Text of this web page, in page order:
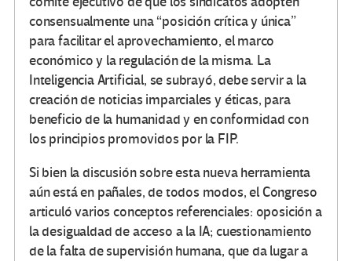
consensualmente una “posición crítica y única”
para facilitar el aprovechamiento, el marco
económico y la regulación de la misma. La
Inteligencia Artificial, se subrayó, debe servir a la
creación de noticias imparciales y éticas, para
beneficio de la humanidad y en conformidad con
los principios promovidos por la FIP.
Si bien la discusión sobre esta nueva herramienta
aún está en pañales, de todos modos, el Congreso
articuló varios conceptos referenciales: oposición a
la desigualdad de acceso a la IA; cuestionamiento
de la falta de supervisión humana, que da lugar a